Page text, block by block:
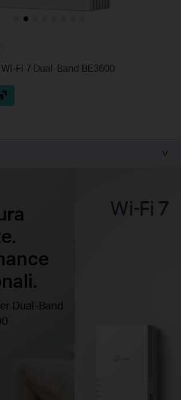
Fi 7 Dual-Band BE3600
Dual-Band